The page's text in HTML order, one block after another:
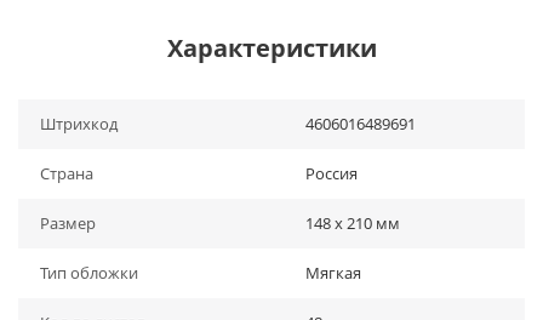
Характеристики
Штрихкод 4606016489691
Страна Россия
Размер 148 x 210 мм
Тип обложки Мягкая